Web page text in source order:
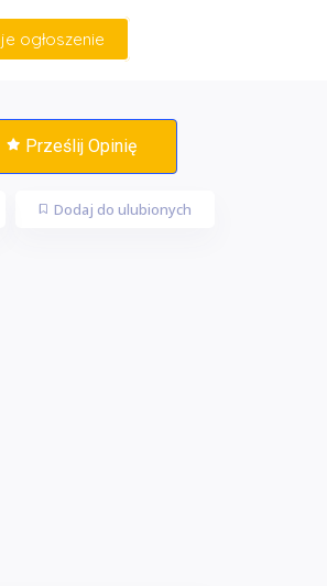
ogłoszenie
Prześlij Opinię
Dodaj do ulubionych